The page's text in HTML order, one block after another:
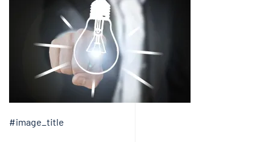
#image_title